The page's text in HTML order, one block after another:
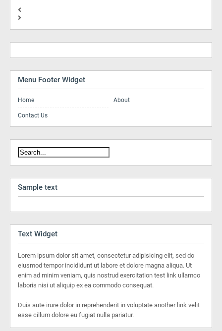
Menu Footer Widget
Home About
Contact Us
Sample text
Text Widget
Lorem ipsum dolor sit amet, consectetur adipisicing elit, sed do
eiusmod tempor incididunt ut labore et dolore magna aliqua. Ut
enim ad minim veniam, quis nostrud exercitation test link ullamco
laboris nisi ut aliquip ex ea commodo consequat.
Duis aute irure dolor in reprehenderit in voluptate another link velit
esse cillum dolore eu fugiat nulla pariatur.